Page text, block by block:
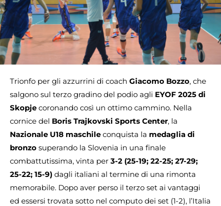
Trionfo per gli azzurrini di coach Giacomo Bozzo, che
salgono sul terzo gradino del podio agli EYOF 2025 di
Skopje coronando così un ottimo cammino. Nella
cornice del Boris Trajkovski Sports Center, la
Nazionale U18 maschile conquista la medaglia di
bronzo superando la Slovenia in una finale
combattutissima, vinta per 3-2 (25-19; 22-25; 27-29;
25-22; 15-9) dagli italiani al termine di una rimonta
memorabile. Dopo aver perso il terzo set ai vantaggi
ed essersi trovata sotto nel computo dei set (1-2), l’Italia